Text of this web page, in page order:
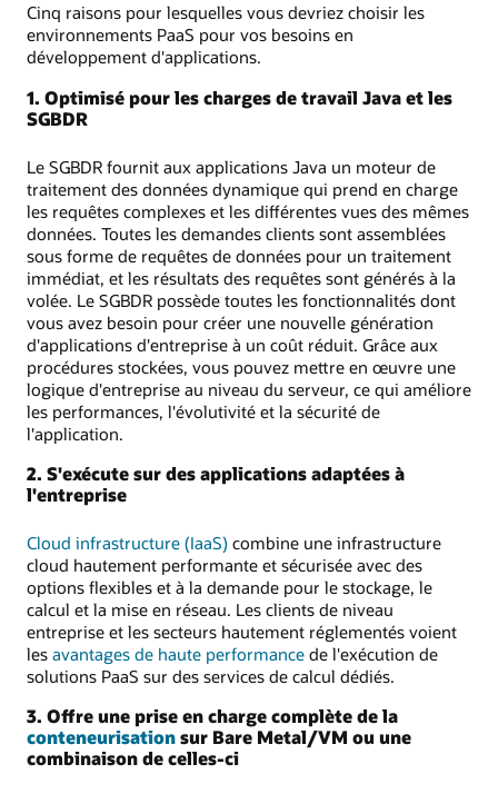
Cinq raisons pour lesquelles vous devriez choisir les
environnements PaaS pour vos besoins en
développement d'applications.
1. Optimisé pour les charges de travail Java et les
SGBDR
Le SGBDR fournit aux applications Java un moteur de
traitement des données dynamique qui prend en charge
les requêtes complexes et les différentes vues des mêmes
données. Toutes les demandes clients sont assemblées
sous forme de requêtes de données pour un traitement
immédiat, et les résultats des requêtes sont générés à la
volée. Le SGBDR possède toutes les fonctionnalités dont
vous avez besoin pour créer une nouvelle génération
d'applications d'entreprise à un coût réduit. Grâce aux
procédures stockées, vous pouvez mettre en œuvre une
logique d'entreprise au niveau du serveur, ce qui améliore
les performances, l'évolutivité et la sécurité de
l'application.
2. S'exécute sur des applications adaptées à
l'entreprise
Cloud infrastructure (IaaS) combine une infrastructure
cloud hautement performante et sécurisée avec des
options flexibles et à la demande pour le stockage, le
calcul et la mise en réseau. Les clients de niveau
entreprise et les secteurs hautement réglementés voient
les avantages de haute performance de l'exécution de
solutions PaaS sur des services de calcul dédiés.
3. Offre une prise en charge complète de la
conteneurisationsur Bare Metal/VM ou une
combinaison de celles-ci